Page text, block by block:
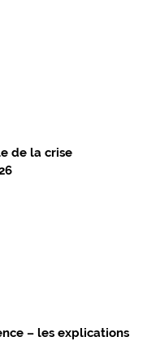
de la crise
– les explications